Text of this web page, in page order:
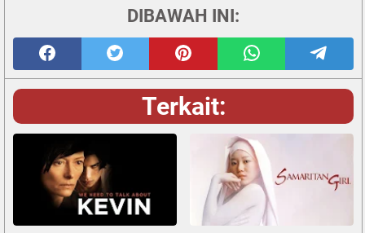
DIBAWAH INI:
Terkait: